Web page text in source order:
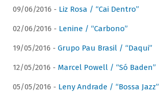
09/06/2016 - Liz Rosa / “Cai Dentro”
02/06/2016 - Lenine / “Carbono”
19/05/2016 - Grupo Pau Brasil / “Daqui”
12/05/2016 - Marcel Powell / “Só Baden”
05/05/2016 - Leny Andrade / “Bossa Jazz”